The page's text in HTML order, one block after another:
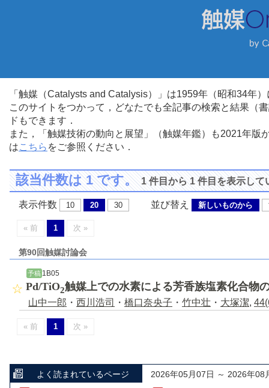
「触媒（Catalysts and Catalysis）」は1959年（昭和34年
このサイトをつかって，どなたでも全記事の検索と結果（
ドもできます．
また，「触媒技術の動向と展望」（触媒年鑑）も2021年
はこちら をご参照ください．
該当件数は 1 です。1 件目から 1 件目を表示して
表示件数 10 20 30 並び替え 新しいものから
« 前 1 次 »
第90回触媒討論会
予稿 1B05
Pd/TiO2触媒上での水素による芳香族塩素化合物
山中一郎 ・ 西川浩司 ・ 橋口奈央子 ・ 竹中壮 ・ 大塚潔,
« 前 1 次 »
よく読まれているページ 2026年05月07日 ～ 2026年08